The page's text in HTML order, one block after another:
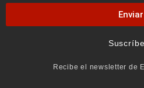
Enviar
Recibe el newsletter de